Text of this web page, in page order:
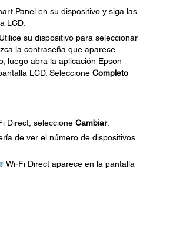
Panel en su dispositivo y siga las
LCD.
su dispositivo para seleccionar
la contraseña que aparece.
luego abra la aplicación Epson
LCD. Seleccione Completo
Direct, seleccione Cambiar.
de ver el número de dispositivos
Wi-Fi Direct aparece en la pantalla